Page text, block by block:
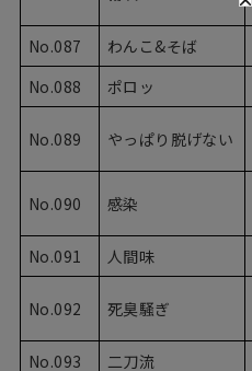
No.087
わんこ&そば
No.088
ポロッ
No.089 やっぱり脱げない
No.090 感染
No.091
人間味
No.092 死臭騒ぎ
No.093
二刀流